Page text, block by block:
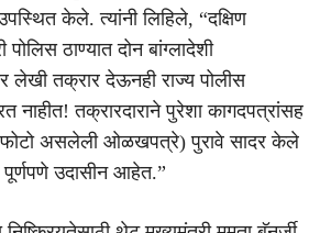
केले. त्यांनी लिहिले, “दक्षिण
पोलिस ठाण्यात दोन बांग्लादेशी
लेखी तक्रार देऊनही राज्य पोलीस
नाहीत! तक्रारदाराने पुरेशा कागदपत्रांसह
फोटो असलेली ओळखपत्रे) पुरावे सादर केले
उदासीन आहेत.”